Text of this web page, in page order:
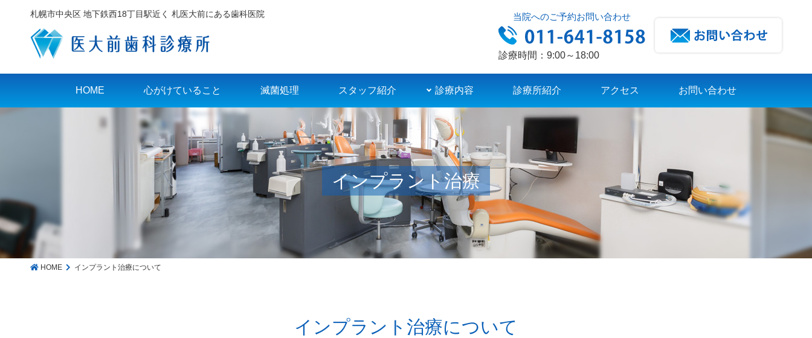
札幌市中央区 地下鉄西18丁目駅近く 札医大前にある歯科医院 当院へのご予約お問い合わせ
診療時間：9:00～18:00
HOME 心がけていること 滅菌処理 スタッフ紹介 診療内容 診療所紹介 アクセス お問い合わせ
インプラント治療
HOME インプラント治療について
インプラント治療について